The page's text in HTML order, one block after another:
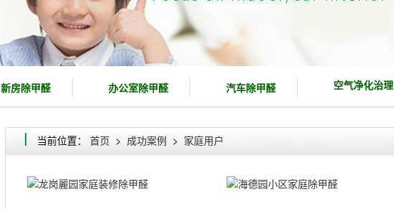
新房除甲醛 办公室除甲醛 汽车除甲醛 空气净化治理
当前位置： 首页 > 成功案例 > 家庭用户